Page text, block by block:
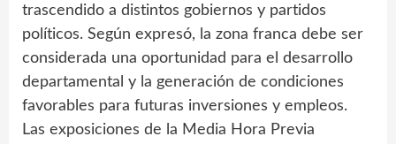
trascendido a distintos gobiernos y partidos
políticos. Según expresó, la zona franca debe ser
considerada una oportunidad para el desarrollo
departamental y la generación de condiciones
favorables para futuras inversiones y empleos.
Las exposiciones de la Media Hora Previa